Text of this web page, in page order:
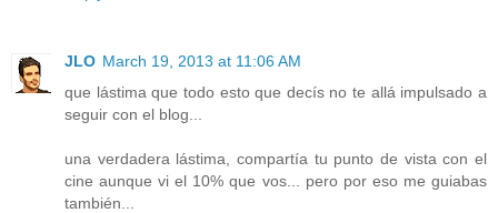
JLO March 19, 2013 at 11:06 AM
que lástima que todo esto que decís no te allá impulsado a
seguir con el blog...
una verdadera lástima, compartía tu punto de vista con el
cine aunque vi el 10% que vos... pero por eso me guiabas
también...